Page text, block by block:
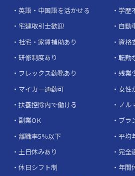
英語・中国語を活かせる
学歴
宅建取引士歓迎
自動
社宅・家賃補助あり
資格
研修制度あり
転勤
フレックス勤務あり
残業
マイカー通勤可
女性
扶養控除内で働ける
ノル
副業OK
ブラ
離職率5％以下
平均
土日休みあり
完全
休日シフト制
年間